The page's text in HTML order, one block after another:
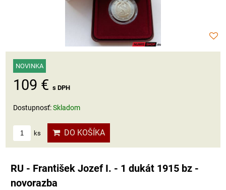
NOVINKA
109 € s DPH
Dostupnosť:Skladom
ks DO KOŠÍKA
RU - František Jozef I. - 1 dukát 1915 bz -
novorazba